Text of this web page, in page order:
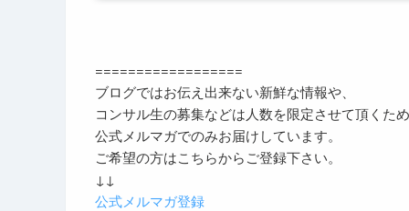
==================
ブログではお伝え出来ない新鮮な情報や、
コンサル生の募集などは人数を限定させて頂くため
公式メルマガでのみお届けしています。
ご希望の方はこちらからご登録下さい。
↓↓
公式メルマガ登録